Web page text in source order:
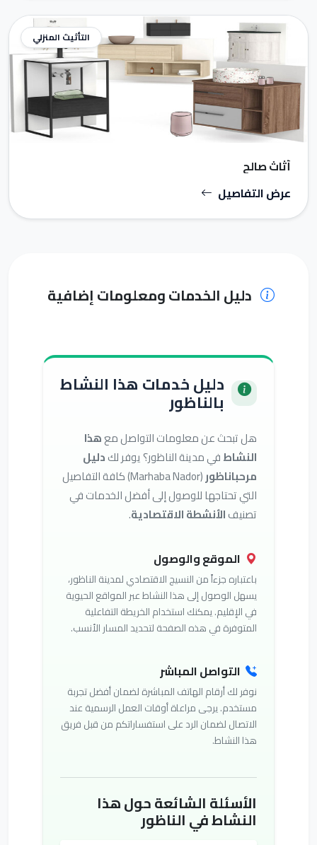
التأثيث المنزلي
أثاث صالح
عرض التفاصيل
دليل الخدمات ومعلومات إضافية
دليل خدمات هذا النشاط
بالناظور
هل تبحث عن معلومات التواصل معهذا
النشاطفي مدينة الناظور؟ يوفر لكدليل
مرحباناظور
(Marhaba Nador) كافة التفاصيل
التي تحتاجها للوصول إلى أفضل الخدمات في
تصنيفالأنشطة الاقتصادية.
الموقع والوصول
باعتباره جزءاً من النسيج الاقتصادي لمدينة الناظور،
يسهل الوصول إلى هذا النشاط عبر المواقع الحيوية
في الإقليم. يمكنك استخدام الخريطة التفاعلية
المتوفرة في هذه الصفحة لتحديد المسار الأنسب.
التواصل المباشر
نوفر لك أرقام الهاتف المباشرة لضمان أفضل تجربة
مستخدم. يرجى مراعاة أوقات العمل الرسمية عند
الاتصال لضمان الرد على استفساراتكم من قبل فريق
هذا النشاط.
الأسئلة الشائعة حول هذا
النشاط في الناظور